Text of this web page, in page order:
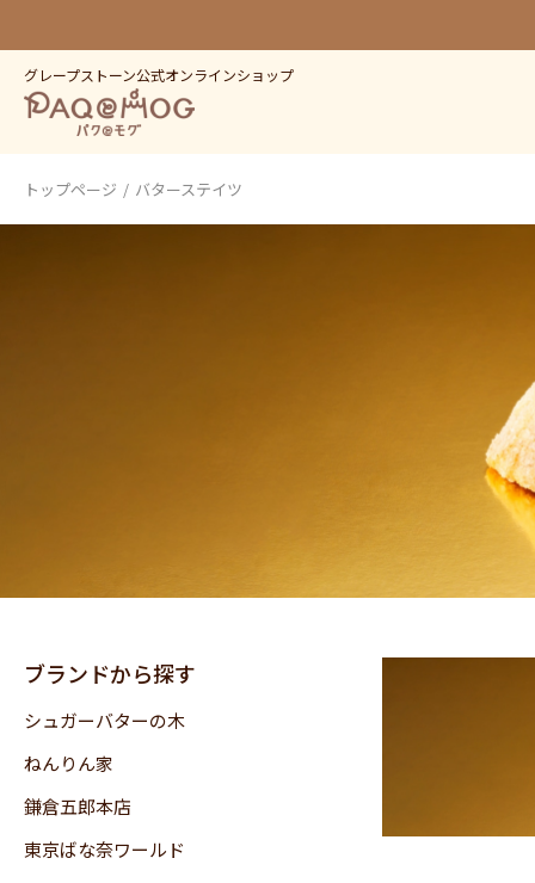
グレープストーン公式オンラインショップ
トップページ バターステイツ
ブランドから探す
シュガーバターの木
ねんりん家
鎌倉五郎本店
東京ばな奈ワールド